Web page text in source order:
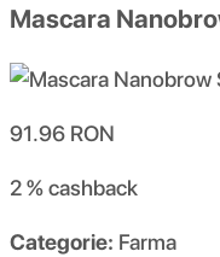
Mascara
91.96 RON
2 %cashback
Categorie: Farma